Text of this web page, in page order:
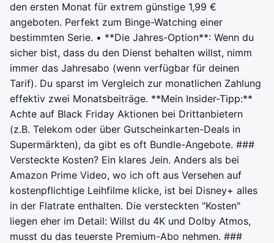
den ersten Monat für extrem günstige 1,99 €
angeboten. Perfekt zum Binge-Watching einer
bestimmten Serie. • **Die Jahres-Option**: Wenn du
sicher bist, dass du den Dienst behalten willst, nimm
immer das Jahresabo (wenn verfügbar für deinen
Tarif). Du sparst im Vergleich zur monatlichen Zahlung
effektiv zwei Monatsbeiträge. **Mein Insider-Tipp:**
Achte auf Black Friday Aktionen bei Drittanbietern
(z.B. Telekom oder über Gutscheinkarten-Deals in
Supermärkten), da gibt es oft Bundle-Angebote. ###
Versteckte Kosten? Ein klares Jein. Anders als bei
Amazon Prime Video, wo ich oft aus Versehen auf
kostenpflichtige Leihfilme klicke, ist bei Disney+ alles
in der Flatrate enthalten. Die versteckten "Kosten"
liegen eher im Detail: Willst du 4K und Dolby Atmos,
musst du das teuerste Premium-Abo nehmen. ###